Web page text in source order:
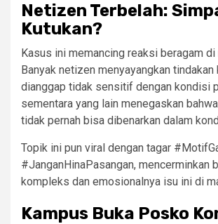
Netizen Terbelah:
Kutukan?
Kasus ini memancing reaksi beragam
Banyak netizen menyayangkan tindakan
dianggap tidak sensitif dengan kondisi
sementara yang lain menegaskan
tidak pernah bisa dibenarkan dalam
Topik ini pun viral dengan tagar
#JanganHinaPasangan, mencerminkan
kompleks dan emosionalnya isu ini di
Kampus Buka Posko